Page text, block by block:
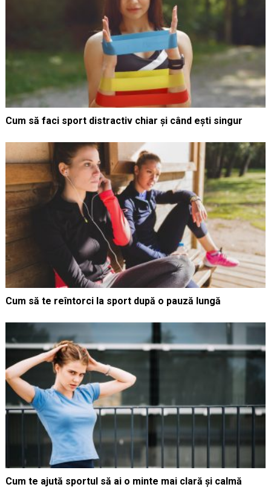
Cum să faci sport distractiv chiar și când ești singur
Cum să te reîntorci la sport după o pauză lungă
Cum te ajută sportul să ai o minte mai clară și calmă